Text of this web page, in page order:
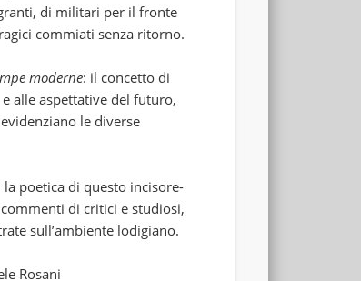
di militari per il fronte
commiati senza ritorno.
moderne: il concetto di
alle aspettative del futuro,
le diverse
la poetica di questo incisore-
di critici e studiosi,
sull’ambiente lodigiano.
Rosani